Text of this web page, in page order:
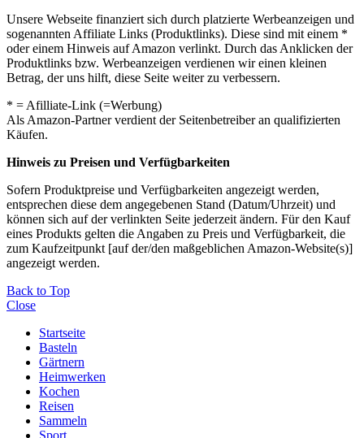
Unsere Webseite finanziert sich durch platzierte Werbeanzeigen und
sogenannten Affiliate Links (Produktlinks). Diese sind mit einem *
oder einem Hinweis auf Amazon verlinkt. Durch das Anklicken der
Produktlinks bzw. Werbeanzeigen verdienen wir einen kleinen
Betrag, der uns hilft, diese Seite weiter zu verbessern.
* = Afilliate-Link (=Werbung)
Als Amazon-Partner verdient der Seitenbetreiber an qualifizierten
Käufen.
Hinweis zu Preisen und Verfügbarkeiten
Sofern Produktpreise und Verfügbarkeiten angezeigt werden,
entsprechen diese dem angegebenen Stand (Datum/Uhrzeit) und
können sich auf der verlinkten Seite jederzeit ändern. Für den Kauf
eines Produkts gelten die Angaben zu Preis und Verfügbarkeit, die
zum Kaufzeitpunkt [auf der/den maßgeblichen Amazon-Website(s)]
angezeigt werden.
Back to Top
Close
Startseite
Basteln
Gärtnern
Heimwerken
Kochen
Reisen
Sammeln